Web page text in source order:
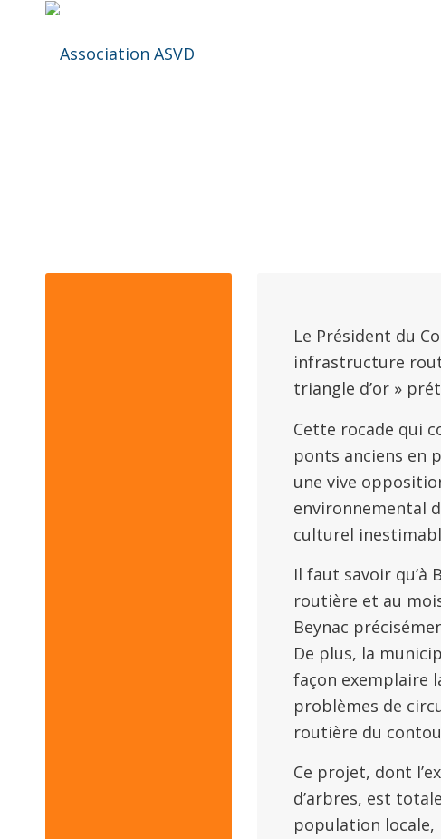
Le Président du
infrastructure
triangle d’or »
Cette rocade qui
ponts anciens en
une vive
environnemental
culturel
Il faut savoir qu’à
routière et au
Beynac
De plus, la
façon exemplaire
problèmes de
routière du
Ce projet, dont
d’arbres, est
population locale,